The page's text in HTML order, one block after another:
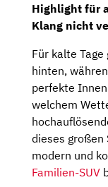
Highlight für
Klang nicht
Für kalte
hinten,
perfekte
welchem
dieses großen
modern und
Familien-SUV